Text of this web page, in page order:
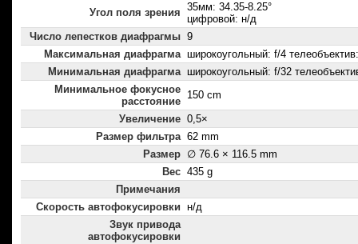
Угол поля зрения 35мм: 34.35-8.25°
цифровой: н/д
Число лепестков диафрагмы 9
Максимальная диафрагма широкоугольный: f/4
Минимальная диафрагма широкоугольный: f/32
Минимальное фокусное
расстояние
150 cm
Увеличение 0,5×
Размер фильтра 62 mm
Размер ∅ 76.6 × 116.5 mm
Вес 435 g
Примечания
Скорость автофокусировки н/д
Звук привода
автофокусировки